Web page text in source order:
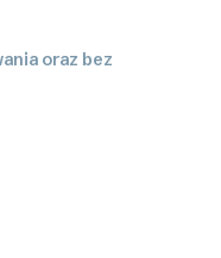
oraz bez